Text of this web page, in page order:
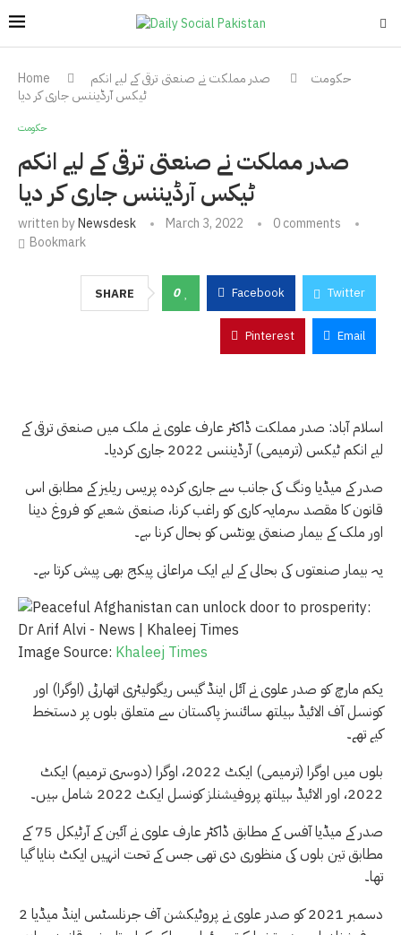
Home حکومت
صدر مملکت نے صنعتی ترقی کے لیے انکم
ٹیکس آرڈیننس جاری کر دیا
حکومت
صدر مملکت نے صنعتی ترقی کے لیے انکم
ٹیکس آرڈیننس جاری کر دیا
written byNewsdesk March 3, 2022
0 comments
Bookmark
SHARE 0 Facebook Twitter
Pinterest Email
اسلام آباد: صدر مملکت ڈاکٹر عارف علوی نے ملک میں صنعتی ترقی کے
لیے انکم ٹیکس (ترمیمی) آرڈیننس 2022 جاری کردیا۔
صدر کے میڈیا ونگ کی جانب سے جاری کردہ پریس ریلیز کے مطابق اس
قانون کا مقصد سرمایہ کاری کو راغب کرنا، صنعتی شعبے کو فروغ دینا
اور ملک کے بیمار صنعتی یونٹس کو بحال کرنا ہے۔
یہ بیمار صنعتوں کی بحالی کے لیے ایک مراعاتی پیکج بھی پیش کرتا ہے۔
Image Source: Khaleej Times
یکم مارچ کو صدر علوی نے آئل اینڈ گیس ریگولیٹری اتھارٹی (اوگرا) اور
کونسل آف الائیڈ ہیلتھ سائنسز پاکستان سے متعلق بلوں پر دستخط
کیے تھے۔
بلوں میں اوگرا (ترمیمی) ایکٹ 2022، اوگرا (دوسری ترمیم) ایکٹ
2022، اور الائیڈ ہیلتھ پروفیشنلز کونسل ایکٹ 2022 شامل ہیں۔
صدر کے میڈیا آفس کے مطابق ڈاکٹر عارف علوی نے آئین کے آرٹیکل 75 کے
مطابق تین بلوں کی منظوری دی تھی جس کے تحت انہیں ایکٹ بنایا گیا
تھا۔
2 دسمبر 2021 کو صدر علوی نے پروٹیکشن آف جرنلسٹس اینڈ میڈیا